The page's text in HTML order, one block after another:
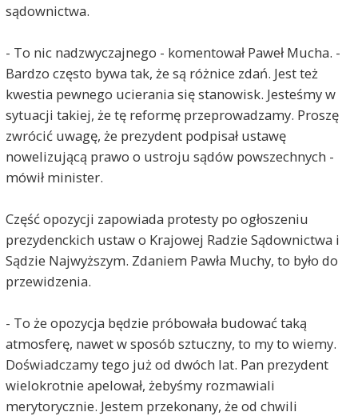
sądownictwa.
- To nic nadzwyczajnego - komentował Paweł Mucha. -
Bardzo często bywa tak, że są różnice zdań. Jest też
kwestia pewnego ucierania się stanowisk. Jesteśmy w
sytuacji takiej, że tę reformę przeprowadzamy. Proszę
zwrócić uwagę, że prezydent podpisał ustawę
nowelizującą prawo o ustroju sądów powszechnych -
mówił minister.
Część opozycji zapowiada protesty po ogłoszeniu
prezydenckich ustaw o Krajowej Radzie Sądownictwa i
Sądzie Najwyższym. Zdaniem Pawła Muchy, to było do
przewidzenia.
- To że opozycja będzie próbowała budować taką
atmosferę, nawet w sposób sztuczny, to my to wiemy.
Doświadczamy tego już od dwóch lat. Pan prezydent
wielokrotnie apelował, żebyśmy rozmawiali
merytorycznie. Jestem przekonany, że od chwili